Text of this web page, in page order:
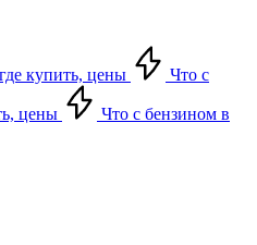
купить, цены Что с
цены
Что с бензином в